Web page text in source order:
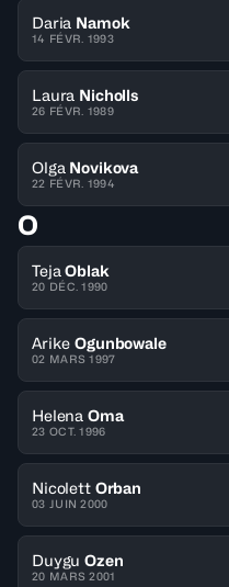
Daria Namok
14 FÉVR. 1993
Laura Nicholls
26 FÉVR. 1989
Olga Novikova
22 FÉVR. 1994
O
Teja Oblak
20 DÉC. 1990
Arike Ogunbowale
02 MARS 1997
Helena Oma
23 OCT. 1996
Nicolett Orban
03 JUIN 2000
Duygu Ozen
20 MARS 2001